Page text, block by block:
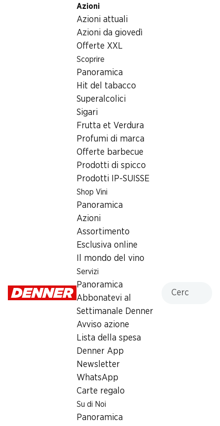
Azioni
Azioni attuali
Azioni da giovedì
Offerte XXL
Scoprire
Panoramica
Hit del tabacco
Superalcolici
Sigari
Frutta et Verdura
Profumi di marca
Offerte barbecue
Prodotti di spicco
Prodotti IP-SUISSE
Shop Vini
Panoramica
Azioni
Assortimento
Esclusiva online
Il mondo del vino
Servizi
Panoramica
Abbonatevi al
Settimanale Denner
Avviso azione
Lista della spesa
Denner App
Newsletter
WhatsApp
Carte regalo
Su di Noi
Panoramica
Generi alimentari
Gelato Denner
Vaniglia, alla panna, 10 x 10 x 57 ml
Label e premi
Numero articolo1002461
Altri clienti hanno acquistato